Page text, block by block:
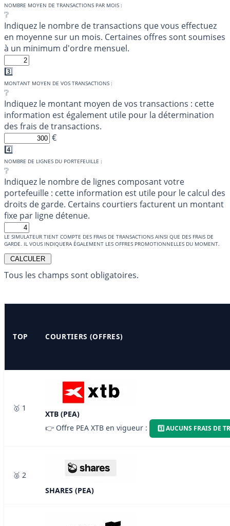
NOMBRE MOYEN DE TRANSACTIONS PAR MOIS :
❔
Indiquez le nombre de transactions que vous effectuez
en moyenne sur un mois. Certaines offres sont soumises
à un minimum d'ordre mensuel.
3️⃣
MONTANT MOYEN DE VOS TRANSACTIONS :
❔
Indiquez le montant moyen de vos transactions : cette
information est également utile pour la détermination
des frais de transactions.
€
4️⃣
NOMBRE DE LIGNES DU PORTEFEUILLE :
❔
Indiquez le nombre de lignes composant votre
portefeuille : cette information est utile pour le calcul des
droits de garde. Certains courtiers facturent un montant
fixe par ligne détenue.
LE SIMULATEUR TIENT COMPTE DES FRAIS DE TRANSACTIONS AINSI QUE DES FRAIS DE
GARDE. IL VOUS INDIQUERA ÉGALEMENT LES OFFRES PROMOTIONNELLES DU MOMENT.
Tous les champs sont obligatoires.
TOP COURTIERS (OFFRES)
🥇 1
XTB (PEA)
👉 Offre PEA XTB en vigueur :
1️⃣ AUCUNS FRAIS DE
🥈 2
SHARES (PEA)